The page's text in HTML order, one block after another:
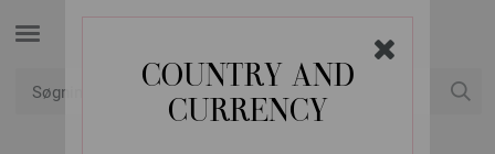
COUNTRY AND
CURRENCY